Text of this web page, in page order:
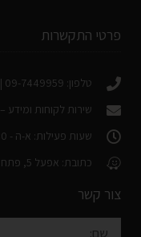
פרטי התקשרות
טלפון: 09-7449959 | 3730*
שירות לקוחות ומידע –
שעות פעילות: א-ה - 08:00-17:30
כתובת: אפעל 5, פתח תקווה (חניה חינם ללקוחות)
צור קשר